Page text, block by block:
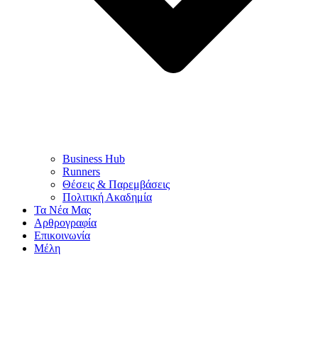
Business Hub
Runners
Θέσεις & Παρεμβάσεις
Πολιτική Ακαδημία
Τα Νέα Μας
Αρθρογραφία
Επικοινωνία
Μέλη